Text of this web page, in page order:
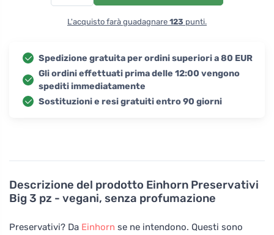
Descrizione del prodotto Einhorn Preservativi
Big 3 pz - vegani, senza profumazione
Preservativi? Da Einhorn se ne intendono. Questi sono
L'acquisto farà guadagnare 123 punti.
Spedizione gratuita per ordini superiori a 80 EUR
Gli ordini effettuati prima delle 12:00 vengono
spediti immediatamente
Sostituzioni e resi gratuiti entro 90 giorni